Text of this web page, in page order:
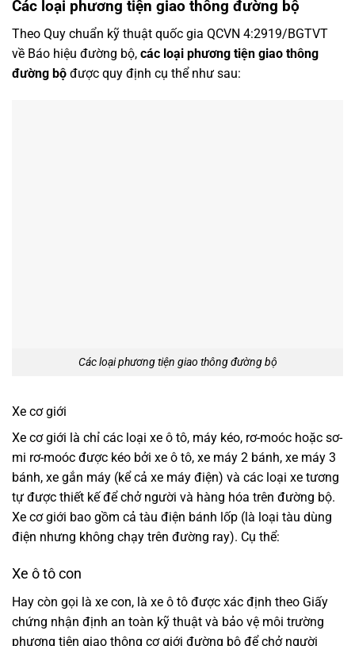
Các loại phương tiện giao thông đường bộ
Theo Quy chuẩn kỹ thuật quốc gia QCVN 4:2919/BGTVT
về Báo hiệu đường bộ, các loại phương tiện giao thông
đường bộ được quy định cụ thể như sau:
Các loại phương tiện giao thông đường bộ
Xe cơ giới
Xe cơ giới là chỉ các loại xe ô tô, máy kéo, rơ-moóc hoặc sơ-
mi rơ-moóc được kéo bởi xe ô tô, xe máy 2 bánh, xe máy 3
bánh, xe gắn máy (kể cả xe máy điện) và các loại xe tương
tự được thiết kế để chở người và hàng hóa trên đường bộ.
Xe cơ giới bao gồm cả tàu điện bánh lốp (là loại tàu dùng
điện nhưng không chạy trên đường ray). Cụ thể:
Xe ô tô con
Hay còn gọi là xe con, là xe ô tô được xác định theo Giấy
chứng nhận định an toàn kỹ thuật và bảo vệ môi trường
phương tiện giao thông cơ giới đường bộ để chở người